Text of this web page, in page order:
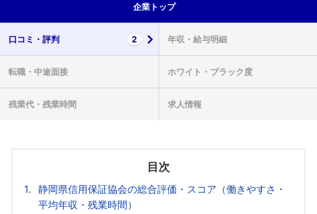
企業 トップ
口コミ・ 評判 2 年収・ 給与明細
転職・ 中途面接 ホワイト・ ブラック度
残業代・ 残業時間 求人情報
目次
静岡県信用保証協会の総合評価・スコア（働きやすさ・
平均年収・残業時間）